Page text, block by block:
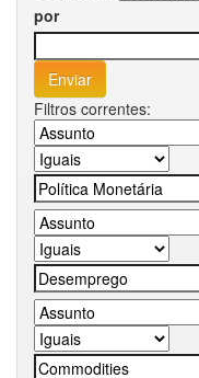
por
Filtros correntes: